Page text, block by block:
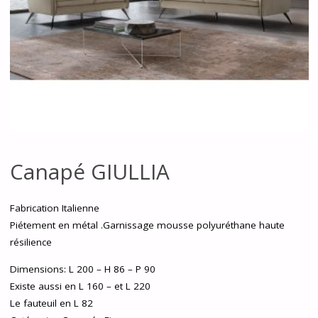
Canapé GIULLIA
Fabrication Italienne
Piétement en métal .Garnissage mousse polyuréthane haute
résilience
Dimensions: L 200 – H 86 – P 90
Existe aussi en L 160 – et L 220
Le fauteuil en L 82